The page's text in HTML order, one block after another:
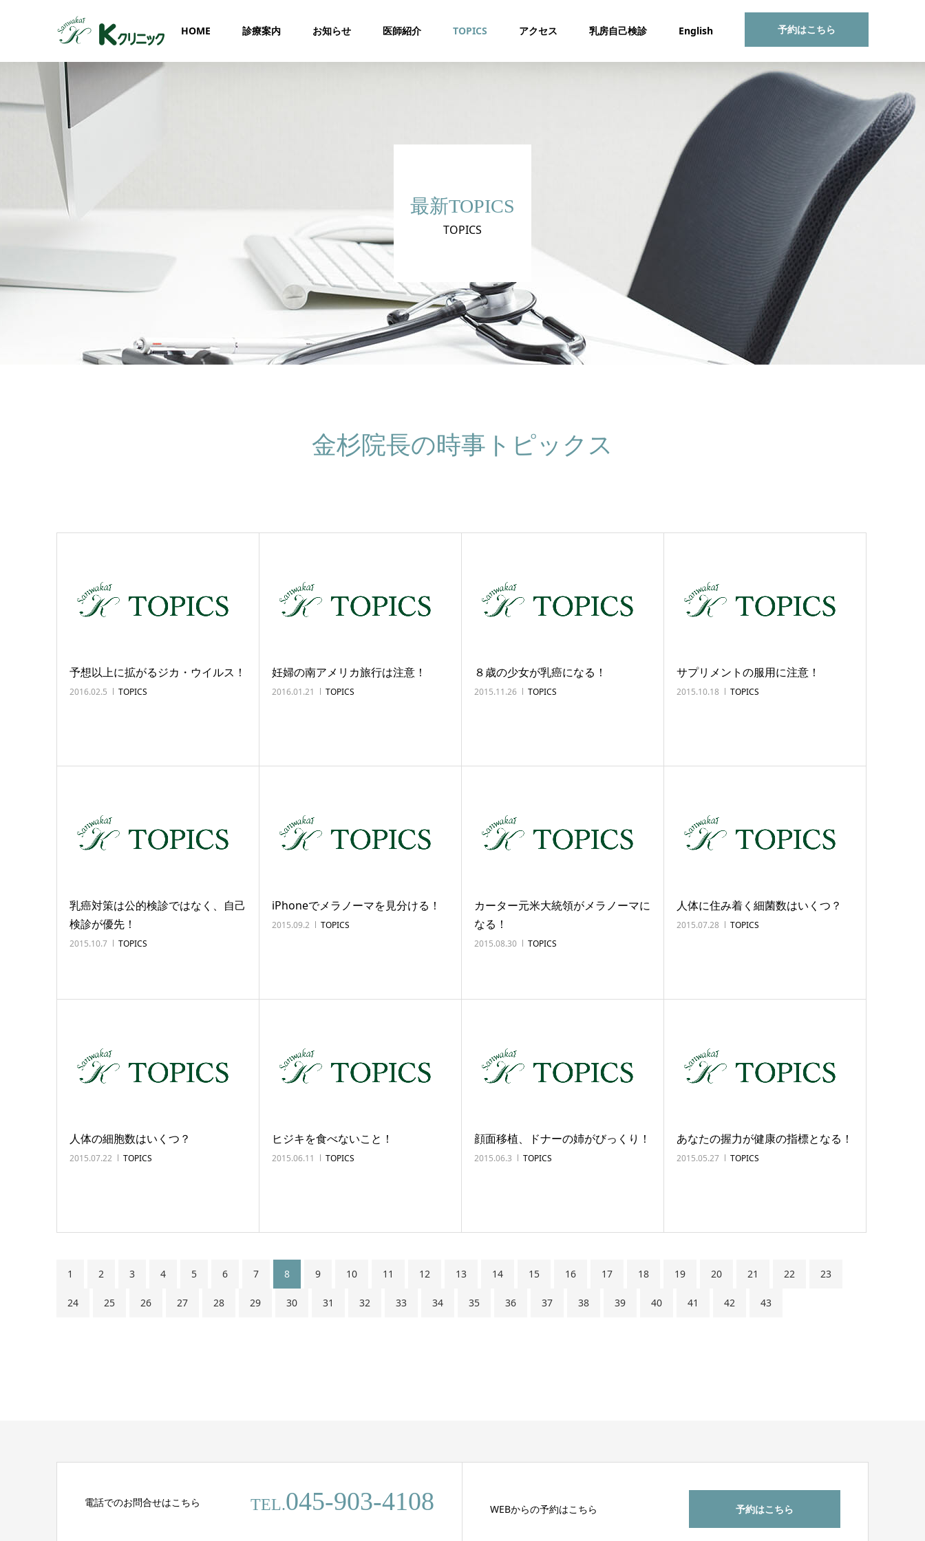
予約はこちら
HOME 診療案内 お知らせ 医師紹介 TOPICS アクセス 乳房自己検診 English
最新TOPICS
TOPICS
金杉院長の時事トピックス
予想以上に拡がるジカ・ウイルス！
2016.02.5 TOPICS
妊婦の南アメリカ旅行は注意！
2016.01.21 TOPICS
８歳の少女が乳癌になる！
2015.11.26 TOPICS
サプリメントの服用に注意！
2015.10.18 TOPICS
乳癌対策は公的検診ではなく、自己
検診が優先！
2015.10.7 TOPICS
iPhoneでメラノーマを見分ける！
2015.09.2 TOPICS
カーター元米大統領がメラノーマに
なる！
2015.08.30 TOPICS
人体に住み着く細菌数はいくつ？
2015.07.28 TOPICS
人体の細胞数はいくつ？
2015.07.22 TOPICS
ヒジキを食べないこと！
2015.06.11 TOPICS
顔面移植、ドナーの姉がびっくり！
2015.06.3 TOPICS
あなたの握力が健康の指標となる！
2015.05.27 TOPICS
1 2 3 4 5 6 7 8 9 10 11 12 13 14 15 16 17 18 19 20 21 22 23
24 25 26 27 28 29 30 31 32 33 34 35 36 37 38 39 40 41 42 43
電話でのお問合せはこちら TEL.045-903-4108 WEBからの予約はこちら 予約はこちら